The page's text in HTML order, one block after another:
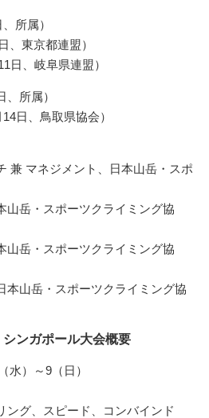
所属）
東京都連盟）
、岐阜県連盟）
、所属）
日、鳥取県協会）
マネジメント、日本山岳・スポ
岳・スポーツクライミング協
岳・スポーツクライミング協
山岳・スポーツクライミング協
ンガポール大会概要
）～9（日）
グ、スピード、コンバインド